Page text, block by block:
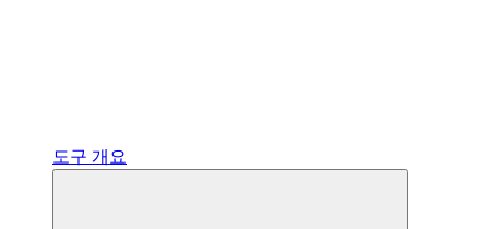
도구 개요